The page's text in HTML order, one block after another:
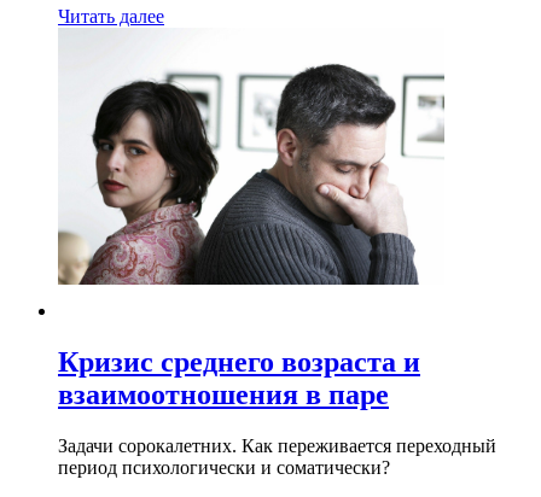
Читать далее
Кризис среднего возраста и
взаимоотношения в паре
Задачи сорокалетних. Как переживается переходный
период психологически и соматически?